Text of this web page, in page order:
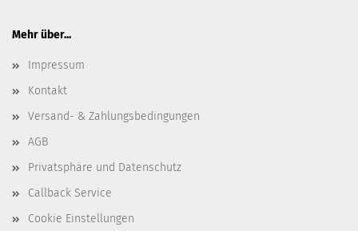
Mehr über...
Impressum
Kontakt
Versand- & Zahlungsbedingungen
AGB
Privatsphäre und Datenschutz
Callback Service
Cookie Einstellungen